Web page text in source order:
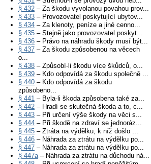
§ 432 – Za škodu vyvolanou povahou prov...
§ 433 – Provozovatel poskytující ubytov...
§ 434 – Za klenoty, peníze a jiné cenno...
§ 435 – Stejně jako provozovatel poskyt...
§ 436 – Právo na náhradu škody musí být...
§ 437 – Za škodu způsobenou na věcech
o...
§ 438 – Způsobí-li škodu více škůdců, o...
§ 439 – Kdo odpovídá za škodu společně ...
§ 440 – Kdo odpovídá za škodu
způsobeno...
§ 441 – Byla-li škoda způsobena také za...
§ 442 – Hradí se skutečná škoda a to, c...
§ 443 – Při určení výše škody na věci s...
§ 444 – Při škodě na zdraví se jednoráz...
§ 445 – Ztráta na výdělku, k níž došlo ...
§ 446 – Náhrada za ztrátu na výdělku po...
§ 447 – Náhrada za ztrátu na výdělku po...
§ 447a– Náhrada za ztrátu na důchodu ná...